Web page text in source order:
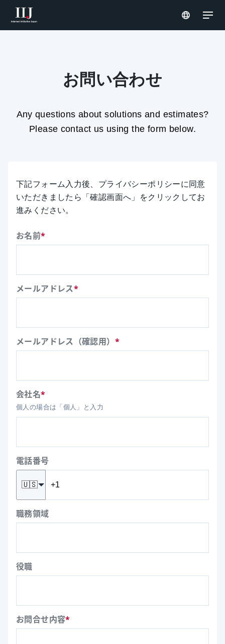
お知らせ
お問い合わせ
Any questions about solutions and estimates?
Please contact us using the form below.
下記フォーム入力後、プライバシーポリシーに同意
いただきましたら「確認画面へ」をクリックしてお
進みください。
お名前*
メールアドレス*
メールアドレス（確認用） *
会社名*
個人の場合は「個人」と入力
電話番号
🇺🇸
職務領域
役職
お問合せ内容*